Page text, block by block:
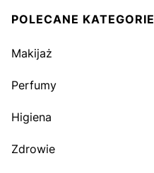
POLECANE KATEGORIE
Makijaż
Perfumy
Higiena
Zdrowie